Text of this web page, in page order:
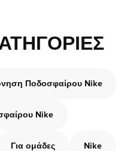
Ποδοσφαίρου Nike
Nike
Για ομάδες Nike